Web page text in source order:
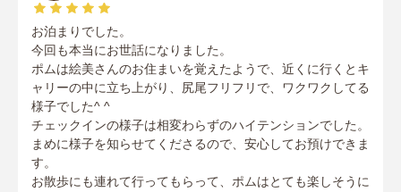
お泊まりでした。
今回も本当にお世話になりました。
ポムは絵美さんのお住まいを覚えたようで、近くに行くとキ
ャリーの中に立ち上がり、尻尾フリフリで、ワクワクしてる
様子でした^ ^
チェックインの様子は相変わらずのハイテンションでした。
まめに様子を知らせてくださるので、安心してお預けできま
す。
お散歩にも連れて行ってもらって、ポムはとても楽しそうに